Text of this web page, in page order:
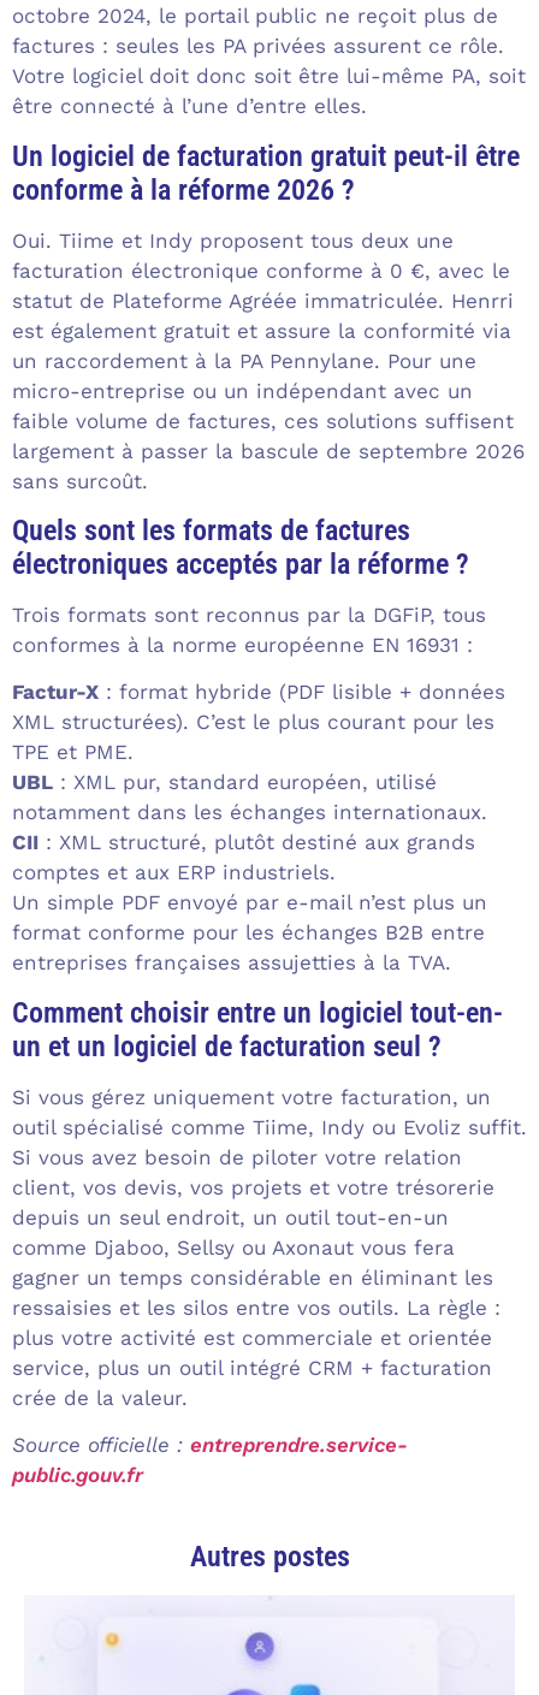
octobre 2024, le portail public ne reçoit plus de
factures : seules les PA privées assurent ce rôle.
Votre logiciel doit donc soit être lui-même PA, soit
être connecté à l’une d’entre elles.
Un logiciel de facturation gratuit peut-il être
conforme à la réforme 2026 ?
Oui. Tiime et Indy proposent tous deux une
facturation électronique conforme à 0 €, avec le
statut de Plateforme Agréée immatriculée. Henrri
est également gratuit et assure la conformité via
un raccordement à la PA Pennylane. Pour une
micro-entreprise ou un indépendant avec un
faible volume de factures, ces solutions suffisent
largement à passer la bascule de septembre 2026
sans surcoût.
Quels sont les formats de factures
électroniques acceptés par la réforme ?
Trois formats sont reconnus par la DGFiP, tous
conformes à la norme européenne EN 16931 :
Factur-X : format hybride (PDF lisible + données
XML structurées). C’est le plus courant pour les
TPE et PME.
UBL : XML pur, standard européen, utilisé
notamment dans les échanges internationaux.
CII : XML structuré, plutôt destiné aux grands
comptes et aux ERP industriels.
Un simple PDF envoyé par e-mail n’est plus un
format conforme pour les échanges B2B entre
entreprises françaises assujetties à la TVA.
Comment choisir entre un logiciel tout-en-
un et un logiciel de facturation seul ?
Si vous gérez uniquement votre facturation, un
outil spécialisé comme Tiime, Indy ou Evoliz suffit.
Si vous avez besoin de piloter votre relation
client, vos devis, vos projets et votre trésorerie
depuis un seul endroit, un outil tout-en-un
comme Djaboo, Sellsy ou Axonaut vous fera
gagner un temps considérable en éliminant les
ressaisies et les silos entre vos outils. La règle :
plus votre activité est commerciale et orientée
service, plus un outil intégré CRM + facturation
crée de la valeur.
Source officielle : entreprendre.service-
public.gouv.fr
Autres postes